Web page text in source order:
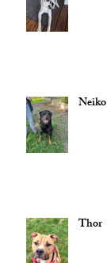
Neiko
Thor